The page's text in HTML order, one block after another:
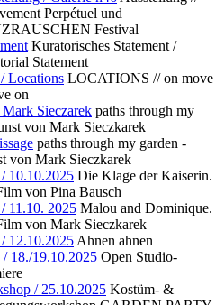
Perpétuel und
Festival
Kuratorisches Statement /
Statement
Locations LOCATIONS // on move
on
Sieczarek paths through my
von Mark Sieczkarek
paths through my garden -
von Mark Sieczkarek
10.10.2025 Die Klage der Kaiserin.
von Pina Bausch
11.10. 2025 Malou and Dominique.
von Mark Sieczkarek
12.10.2025 Ahnen ahnen
/ 18./19.10.2025 Open Studio-
/ 25.10.2025 Kostüm- &